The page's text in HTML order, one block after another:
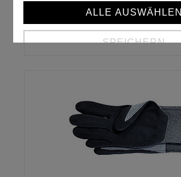
Knieschoner
ALLE AUSWÄHLEN
SPEICHERN
Impressum Datenschutz